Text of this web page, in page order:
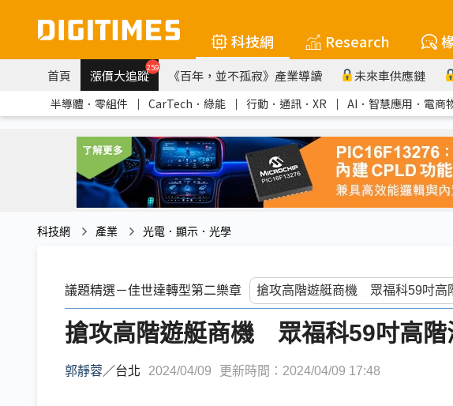
科技網 Research
首頁 漲價大追蹤259 《百年，並不孤寂》產業導讀 未來車供應鏈
半導體．零組件 ｜ CarTech．綠能 ｜ 行動．通訊．XR ｜ AI．智慧應用．電商
科技網 產業 光電．顯示．光學
議題精選－佳世達轉型第二樂章
搶攻高階遊艇商機 眾福科59吋高階
郭靜蓉／台北 2024/04/09 更新時間：2024/04/09 17:48